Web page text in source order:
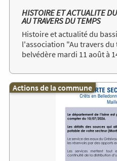
HISTOIRE ET ACTUALITE
AU TRAVERS DU TEMPS
Histoire et actualité du
l'association "Au travers du
belvédère mardi 11 août à
Actions de la commune